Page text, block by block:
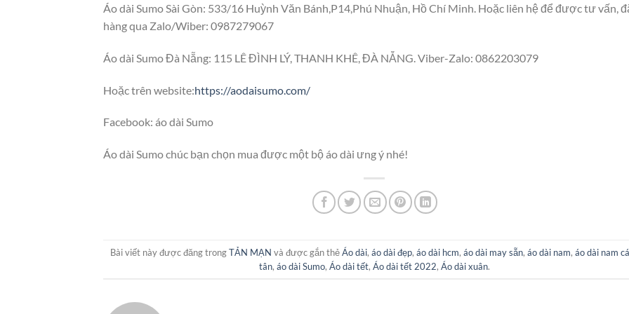
Áo dài Sumo Sài Gòn: 533/16 Huỳnh Văn Bánh,P14,Phú Nhuận, Hồ Chí Minh. Hoặc liên hệ để được tư vấn,
hàng qua Zalo/Wiber: 0987279067
Áo dài Sumo Đà Nẵng: 115 LÊ ĐÌNH LÝ, THANH KHÊ, ĐÀ NẴNG. Viber-Zalo: 0862203079
Hoặc trên website:https://aodaisumo.com/
Facebook: áo dài Sumo
Áo dài Sumo chúc bạn chọn mua được một bộ áo dài ưng ý nhé!
Bài viết này được đăng trongTẢN MẠN và được gắn thẻÁo dài, áo dài đẹp, áo dài hcm, áo dài may sẵn, áo dài nam, áo dài nam
tân, áo dài Sumo, Áo dài tết, Áo dài tết 2022, Áo dài xuân.